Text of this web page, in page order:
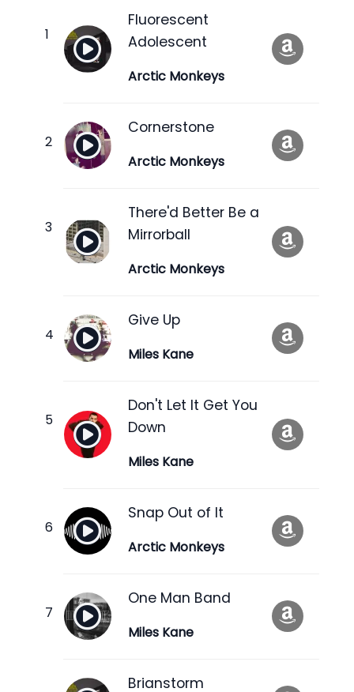
Fluorescent
Adolescent
Arctic Monkeys
Cornerstone
Arctic Monkeys
There'd Better Be a
Mirrorball
Arctic Monkeys
Give Up
Miles Kane
Don't Let It Get You
Down
Miles Kane
Snap Out of It
Arctic Monkeys
One Man Band
Miles Kane
Brianstorm